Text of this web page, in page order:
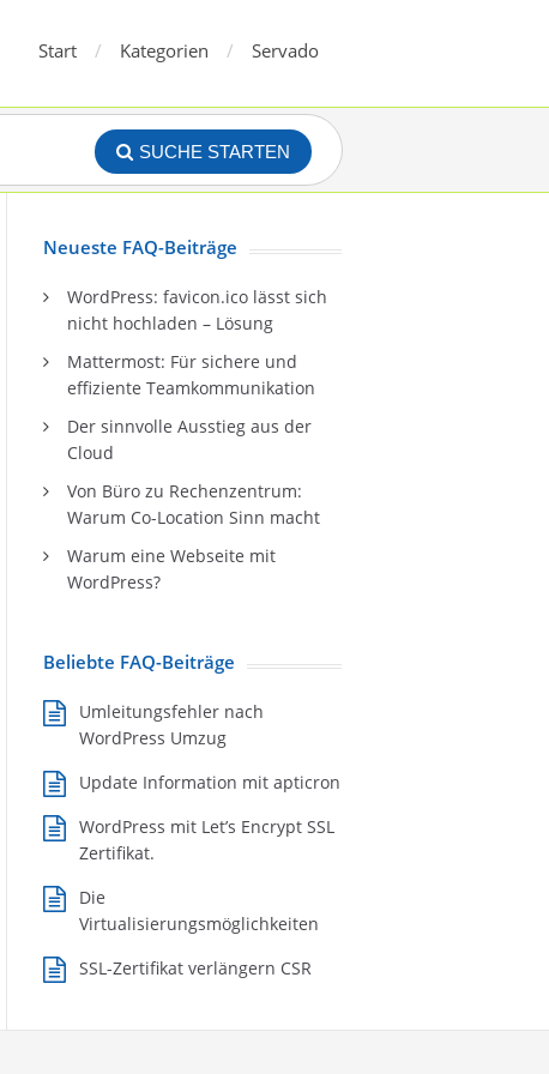
Start Kategorien Servado
SUCHE STARTEN
Neueste FAQ-Beiträge
WordPress: favicon.ico lässt sich
nicht hochladen – Lösung
Mattermost: Für sichere und
effiziente Teamkommunikation
Der sinnvolle Ausstieg aus der
Cloud
Von Büro zu Rechenzentrum:
Warum Co-Location Sinn macht
Warum eine Webseite mit
WordPress?
Beliebte FAQ-Beiträge
Umleitungsfehler nach
WordPress Umzug
Update Information mit apticron
WordPress mit Let’s Encrypt SSL
Zertifikat.
Die
Virtualisierungsmöglichkeiten
SSL-Zertifikat verlängern CSR